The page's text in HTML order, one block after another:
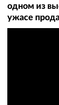
одном из
ужасе